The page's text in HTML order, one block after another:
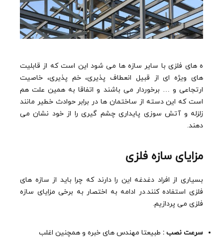
ه های فلزی با سایر سازه ها می شود این است که از قابلیت
های ویژه ای از قبیل انعطاف پذیری، خم پذیری، خاصیت
ارتجاعی و … برخوردار می باشند و اتفاقا به همین علت هم
است که این دسته از ساختمان ها در برابر حوادث خطیر مانند
زلزله و آتش سوزی پایداری چشم گیری را از خود نشان می
دهند.
مزایای سازه فلزی
بسیاری از افراد دغدغه این را دارند که چرا باید از سازه های
فلزی استفاده کنند.در ادامه به اختصار به برخی مزایای سازه
فلزی می پردازیم.
سرعت نصب : طبیعتا مهندس های خبره و همچنین اغلب